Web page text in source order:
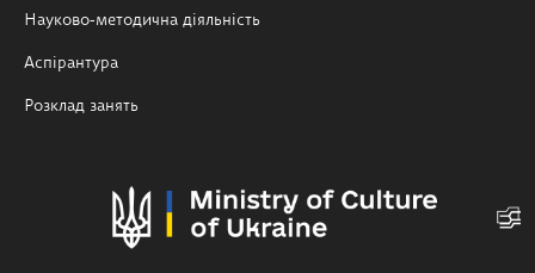
Науково-методична діяльність
Аспірантура
Розклад занять